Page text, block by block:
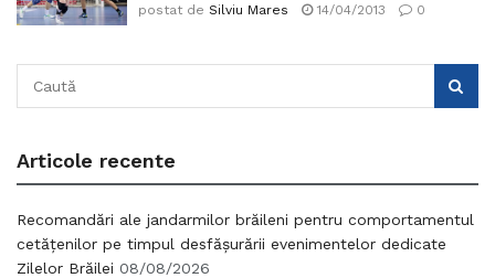
postat de Silviu Mares 14/04/2013 0
Articole recente
Recomandări ale jandarmilor brăileni pentru comportamentul
cetățenilor pe timpul desfășurării evenimentelor dedicate
Zilelor Brăilei 08/08/2026